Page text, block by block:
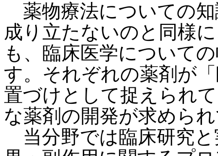
薬物療法についての
成り立たないのと同様
も、臨床医学について
す。それぞれの薬剤が
置づけとして捉えられ
な薬剤の開発が求めら
当分野では臨床研究